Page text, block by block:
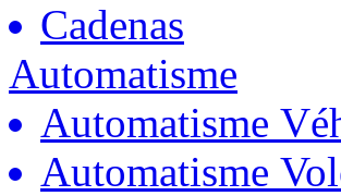
Cadenas
Automatisme
Automatisme
Automatisme